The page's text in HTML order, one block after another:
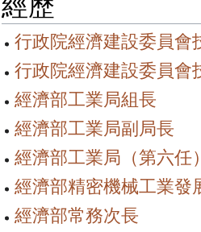
行政院經濟建設委員會
行政院經濟建設委員會
經濟部工業局組長
經濟部工業局副局長
經濟部工業局（第六任
經濟部精密機械工業發
經濟部常務次長